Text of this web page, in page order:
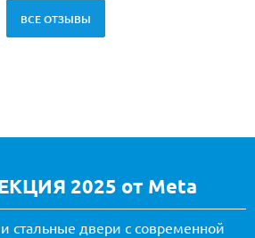
ВСЕ ОТЗЫВЫ
2025 от Meta
стальные двери с современной